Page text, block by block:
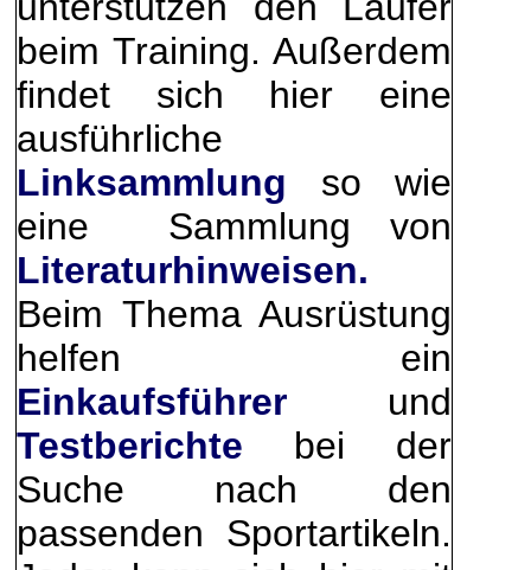
beim Training. Außerdem
findet sich hier eine
ausführliche
Linksammlung so wie
eine Sammlung von
Literaturhinweisen.
Beim Thema Ausrüstung
helfen ein
Einkaufsführer
und
Testberichte bei der
Suche nach den
passenden Sportartikeln.